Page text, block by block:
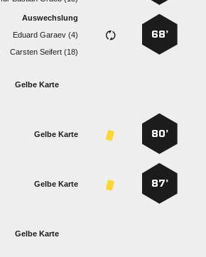
68’
Auswechslung
  
  
Gelbe Karte
80’
Gelbe Karte
87’
Gelbe Karte
Gelbe Karte